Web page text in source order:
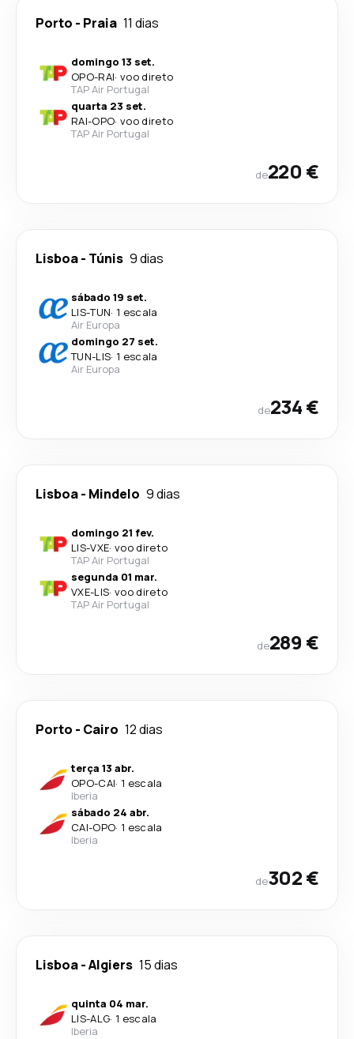
Porto - Praia 11 dias
domingo 13 set.
OPO-RAI· voo direto
TAP Air Portugal
quarta 23 set.
RAI-OPO· voo direto
TAP Air Portugal
de220 €
Lisboa- Túnis 9 dias
sábado 19 set.
LIS-TUN· 1 escala
Air Europa
domingo 27 set.
TUN-LIS· 1 escala
Air Europa
de234 €
Lisboa- Mindelo 9 dias
domingo 21 fev.
LIS-VXE· voo direto
TAP Air Portugal
segunda 01 mar.
VXE-LIS· voo direto
TAP Air Portugal
de289 €
Porto - Cairo 12 dias
terça 13 abr.
OPO-CAI· 1 escala
Iberia
sábado 24 abr.
CAI-OPO· 1 escala
Iberia
de302 €
Lisboa-Algiers 15 dias
quinta 04 mar.
LIS-ALG· 1 escala
Iberia